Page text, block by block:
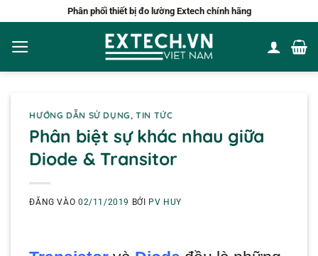
nội
dung
Phân phối thiết bị đo lường Extech chính hãng
HƯỚNG DẪN SỬ DỤNG,TIN TỨC
Phân biệt sự khác nhau giữa
Diode & Transitor
ĐĂNG VÀO 02/11/2019 BỞI PV HUY